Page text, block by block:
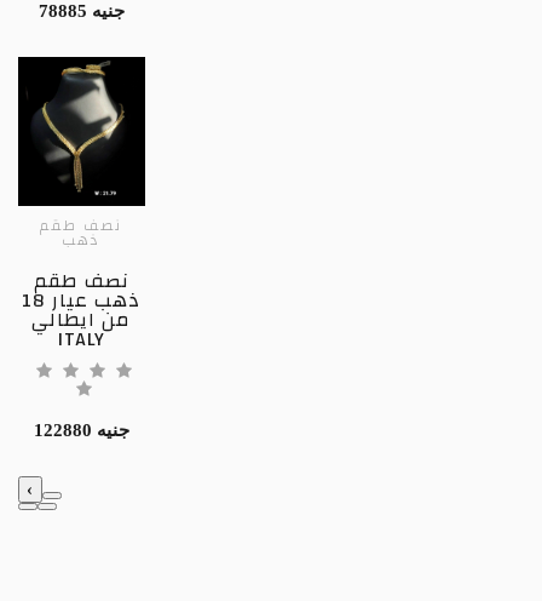
78885 جنيه
نصف طقم
ذهب
نصف طقم
ذهب عيار 18
من ايطالي
ITALY
122880 جنيه
‹